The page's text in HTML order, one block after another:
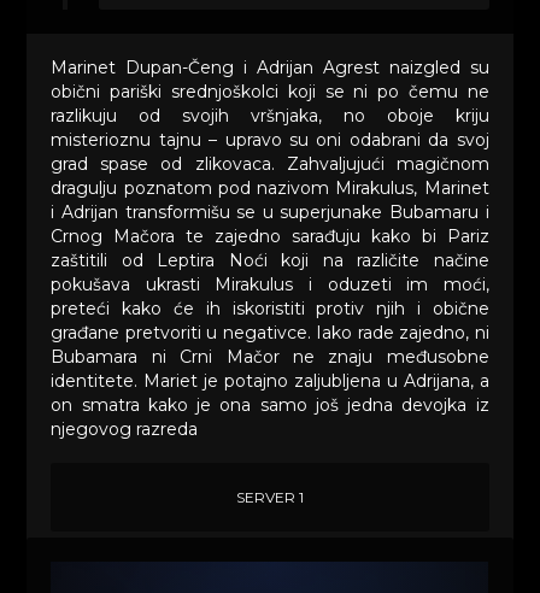
Marinet Dupan-Čeng i Adrijan Agrest naizgled su
obični pariški srednjoškolci koji se ni po čemu ne
razlikuju od svojih vršnjaka, no oboje kriju
misterioznu tajnu – upravo su oni odabrani da svoj
grad spase od zlikovaca. Zahvaljujući magičnom
dragulju poznatom pod nazivom Mirakulus, Marinet
i Adrijan transformišu se u superjunake Bubamaru i
Crnog Mačora te zajedno sarađuju kako bi Pariz
zaštitili od Leptira Noći koji na različite načine
pokušava ukrasti Mirakulus i oduzeti im moći,
preteći kako će ih iskoristiti protiv njih i obične
građane pretvoriti u negativce. Iako rade zajedno, ni
Bubamara ni Crni Mačor ne znaju međusobne
identitete. Mariet je potajno zaljubljena u Adrijana, a
on smatra kako je ona samo još jedna devojka iz
njegovog razreda
SERVER 1